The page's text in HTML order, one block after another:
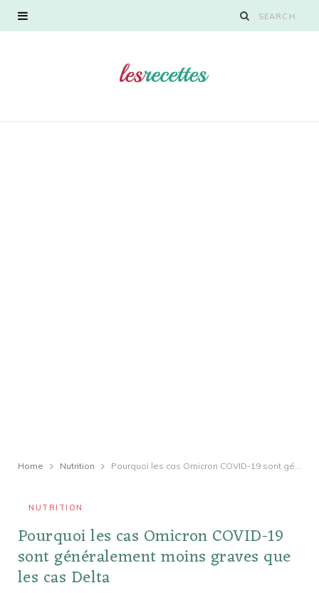
Home Nutrition Pourquoi les cas Omicron COVID-19 sont généralement moins graves que les cas Delta
NUTRITION
Pourquoi les cas Omicron COVID-19
sont généralement moins graves que
les cas Delta